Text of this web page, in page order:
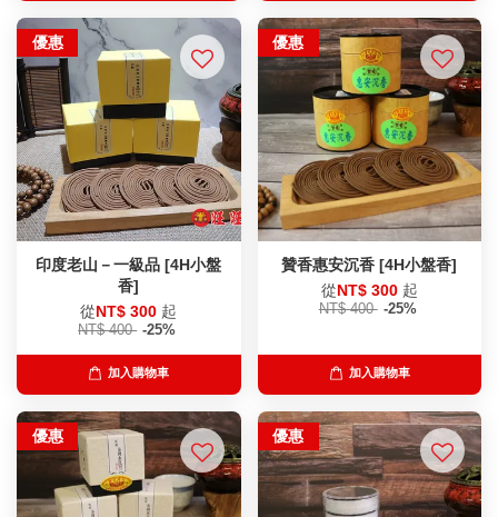
優惠
印度老山－一級品 [4H小盤
香]
從NT$ 300 起
NT$ 400 -25%
加入購物車
優惠
贊香惠安沉香 [4H小盤香]
從NT$ 300 起
NT$ 400 -25%
加入購物車
優惠 優惠